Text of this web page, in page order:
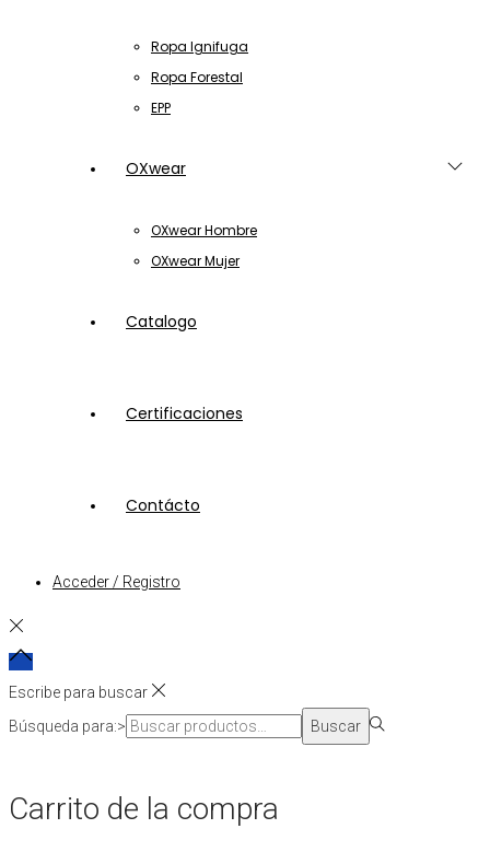
Ropa Ignifuga
Ropa Forestal
EPP
OXwear
OXwear Hombre
OXwear Mujer
Catalogo
Certificaciones
Contácto
Acceder / Registro
Escribe para buscar
Búsqueda para:>
Buscar
Carrito de la compra